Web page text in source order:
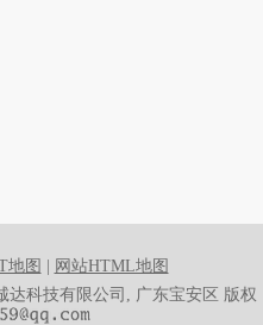
地图
网站HTML地图
达科技有限公司, 广东宝安区 版权